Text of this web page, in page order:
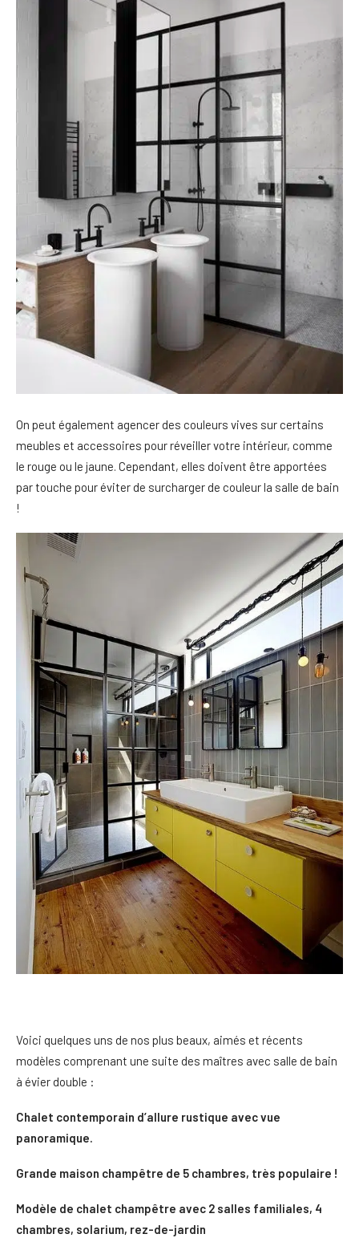
On peut également agencer des couleurs vives sur certains
meubles et accessoires pour réveiller votre intérieur, comme
le rouge ou le jaune. Cependant, elles doivent être apportées
par touche pour éviter de surcharger de couleur la salle de bain
!
Voici quelques uns de nos plus beaux, aimés et récents
modèles comprenant une suite des maîtres avec salle de bain
à évier double :
Chalet contemporain d’allure rustique avec vue
panoramique.
Grande maison champêtre de 5 chambres, très populaire !
Modèle de chalet champêtre avec 2 salles familiales, 4
chambres, solarium, rez-de-jardin